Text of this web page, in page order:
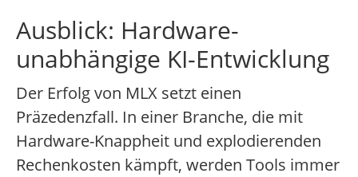
Ausblick: Hardware-
unabhängige KI-Entwicklung
Der Erfolg von MLX setzt einen
Präzedenzfall. In einer Branche, die mit
Hardware-Knappheit und explodierenden
Rechenkosten kämpft, werden Tools immer